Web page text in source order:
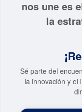
nos une es
la
Sé parte del
la innovación y el